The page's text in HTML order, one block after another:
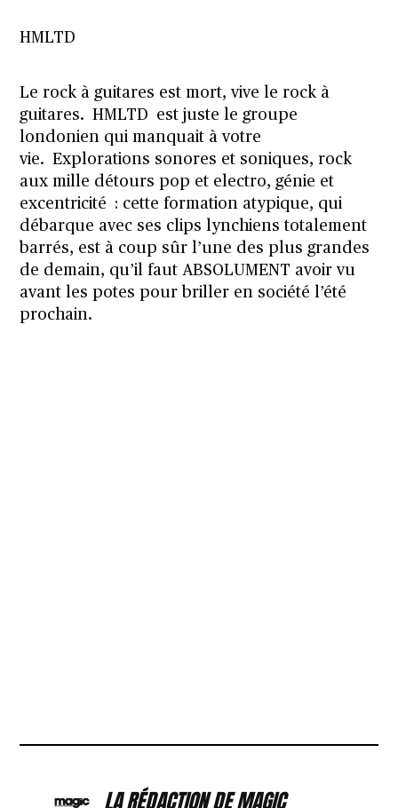
HMLTD
Le rock à guitares est mort, vive le rock à
guitares.HMLTD est juste le groupe
londonien qui manquait à votre
vie.Explorations sonores et soniques, rock
aux mille détours pop et electro, génie et
excentricité : cette formation atypique, qui
débarque avec ses clips lynchiens totalement
barrés, est à coup sûr l’une des plus grandes
de demain, qu’il faut ABSOLUMENT avoir vu
avant les potes pour briller en société l’été
prochain.
LA RÉDACTION DE MAGIC